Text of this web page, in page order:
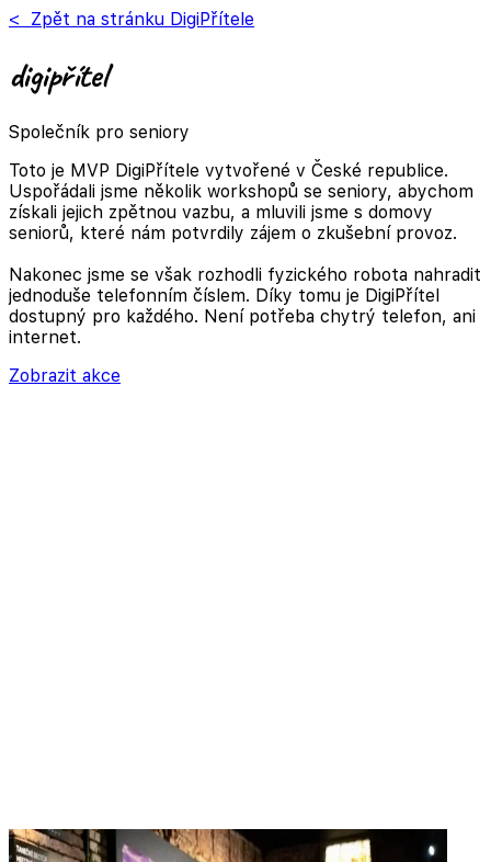
< Zpět na stránku DigiPřítele
digipřítel
Společník pro seniory
Toto je MVP DigiPřítele vytvořené v České republice.
Uspořádali jsme několik workshopů se seniory, abychom
získali jejich zpětnou vazbu, a mluvili jsme s domovy
seniorů, které nám potvrdily zájem o zkušební provoz.
Nakonec jsme se však rozhodli fyzického robota nahradit
jednoduše telefonním číslem. Díky tomu je DigiPřítel
dostupný pro každého. Není potřeba chytrý telefon, ani
internet.
Zobrazit akce